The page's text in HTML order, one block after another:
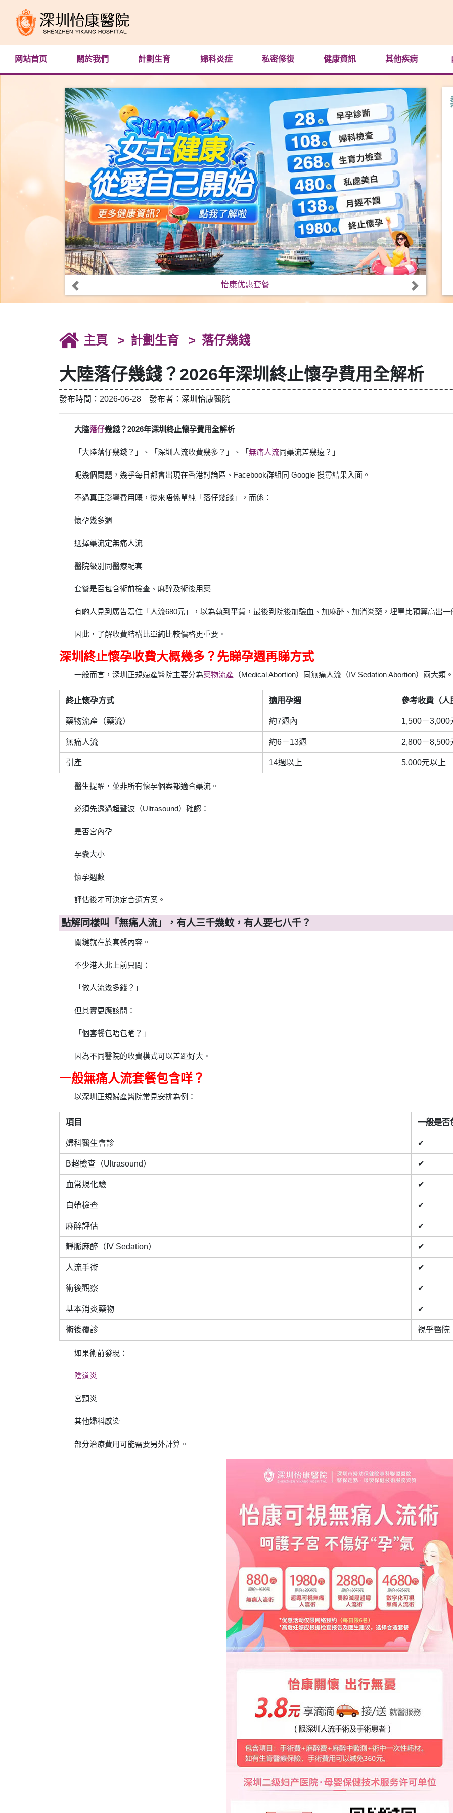
网站首页 關於我們 計劃生育 婦科炎症 私密修復 健康資訊 其他疾病
怡康优惠套餐
主頁 計劃生育 落仔幾錢
大陸落仔幾錢？2026年深圳終止懷孕費用全解析
發布時間：2026-06-28 發布者：深圳怡康醫院
大陸落仔幾錢？2026年深圳終止懷孕費用全解析
「大陸落仔幾錢？」、「深圳人流收費幾多？」、「 無痛人流同藥流差幾遠？」
呢幾個問題，幾乎每日都會出現在香港討論區、Facebook群組同 Google 搜尋結果入面。
不過真正影響費用嘅，從來唔係單純「落仔幾錢」，而係：
懷孕幾多週
選擇藥流定無痛人流
醫院級別同醫療配套
套餐是否包含術前檢查、麻醉及術後用藥
有啲人見到廣告寫住「人流680元」，以為執到平貨，最後到院後加驗血、加麻醉、加消炎藥，埋單比預算高出一
因此，了解收費結構比單純比較價格更重要。
深圳終止懷孕收費大概幾多？先睇孕週再睇方式
一般而言，深圳正規婦產醫院主要分為藥物流產 （Medical Abortion）同無痛人流（IV Sedation Abortion）兩大類。
終止懷孕方式 適用孕週 參考收費（人
藥物流產（藥流） 約7週內 1,500－3,000
無痛人流 約6－13週 2,800－8,500
引產 14週以上 5,000元以上
醫生提醒，並非所有懷孕個案都適合藥流。
必須先透過超聲波（Ultrasound）確認：
是否宮內孕
孕囊大小
懷孕週數
評估後才可決定合適方案。
點解同樣叫「無痛人流」，有人三千幾蚊，有人要七八千？
關鍵就在於套餐內容。
不少港人北上前只問：
「做人流幾多錢？」
但其實更應該問：
「個套餐包唔包晒？」
因為不同醫院的收費模式可以差距好大。
一般無痛人流套餐包含咩？
以深圳正規婦產醫院常見安排為例：
項目 一般是否
婦科醫生會診 ✔
B超檢查（Ultrasound） ✔
血常規化驗 ✔
白帶檢查 ✔
麻醉評估 ✔
靜脈麻醉（IV Sedation） ✔
人流手術 ✔
術後觀察 ✔
基本消炎藥物 ✔
術後覆診 視乎醫院
如果術前發現：
陰道炎
宮頸炎
其他婦科感染
部分治療費用可能需要另外計算。